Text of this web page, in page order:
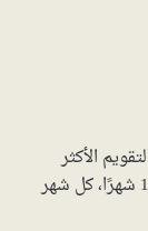
الأكثر
استخدامًا في العالم. يتكون التقويم الميلادي من 12 شهرًا، كل شهر